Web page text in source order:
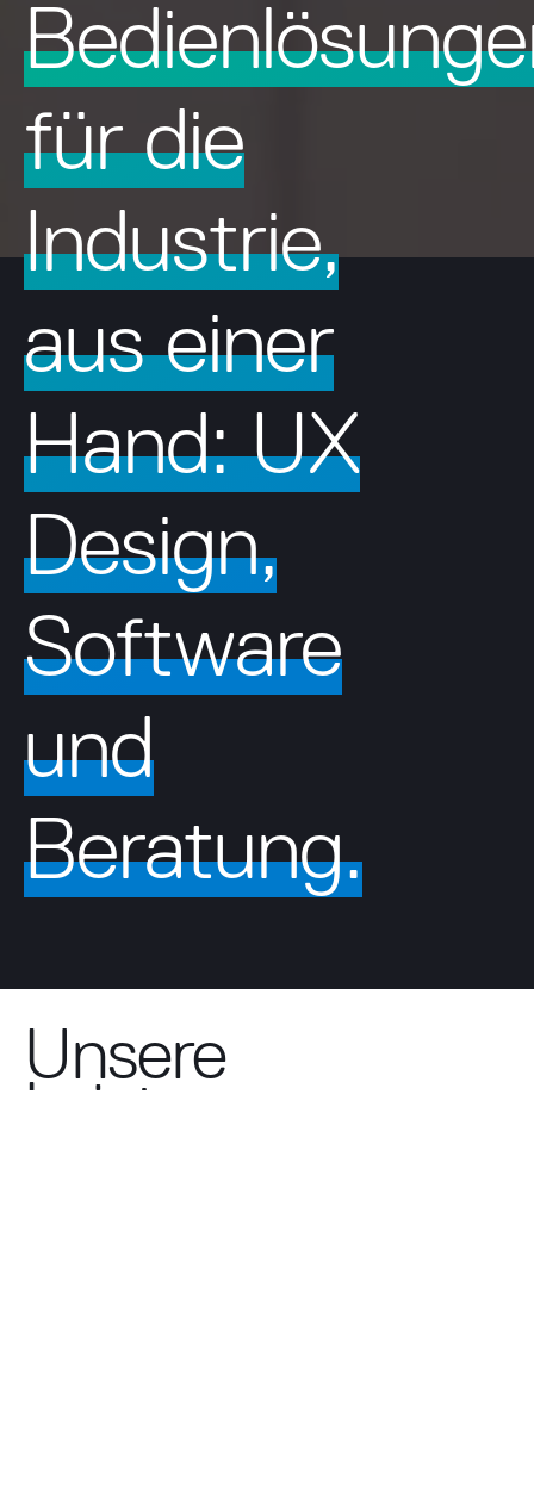
für die
Industrie,
aus einer
Hand: UX
Design,
Software
und
Beratung.
Unsere
Leistungen